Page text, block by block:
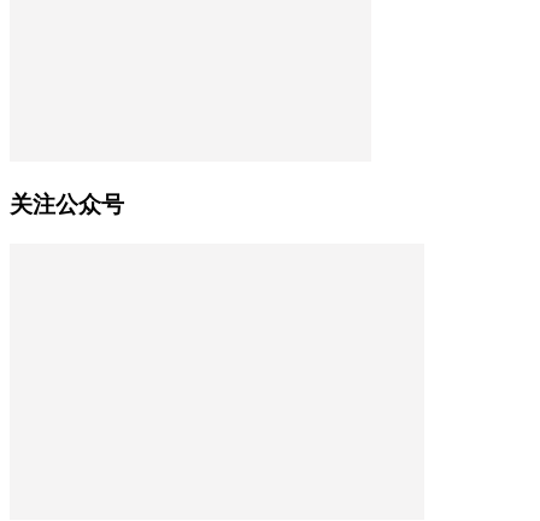
关注公众号